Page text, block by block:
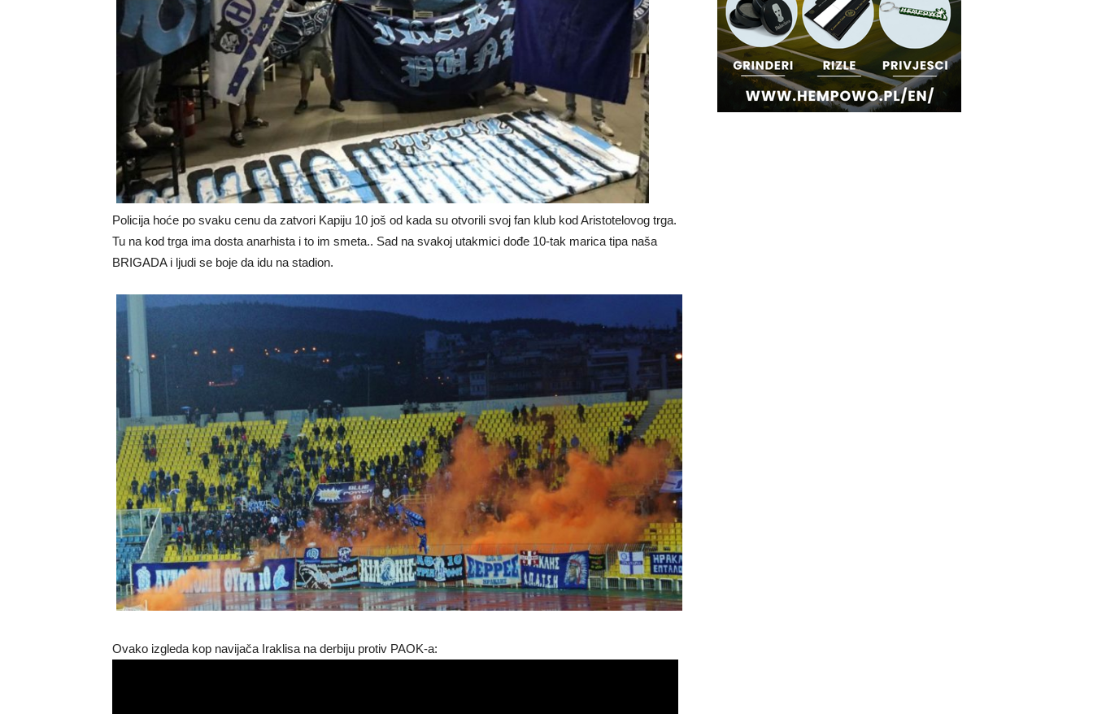
Policija hoće po svaku cenu da zatvori Kapiju 10 još od kada su otvorili svoj fan klub kod Aristotelovog trga.
Tu na kod trga ima dosta anarhista i to im smeta.. Sad na svakoj utakmici dođe 10-tak marica tipa naša
BRIGADA i ljudi se boje da idu na stadion.
Ovako izgleda kop navijača Iraklisa na derbiju protiv PAOK-a: